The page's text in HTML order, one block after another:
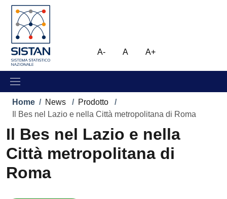
al contenuto principale
to footer content
Immagine
A- A A+
Briciole di pane
Home / News / Prodotto
/
Il Bes nel Lazio e nella Città metropolitana di Roma
Il Bes nel Lazio e nella
Città metropolitana di
Roma